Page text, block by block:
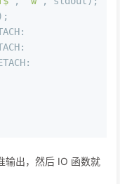
输出，然后 IO 函数就